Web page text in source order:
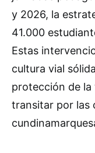
y 2026, la
41.000
Estas
cultura vial
protección de la
transitar por las